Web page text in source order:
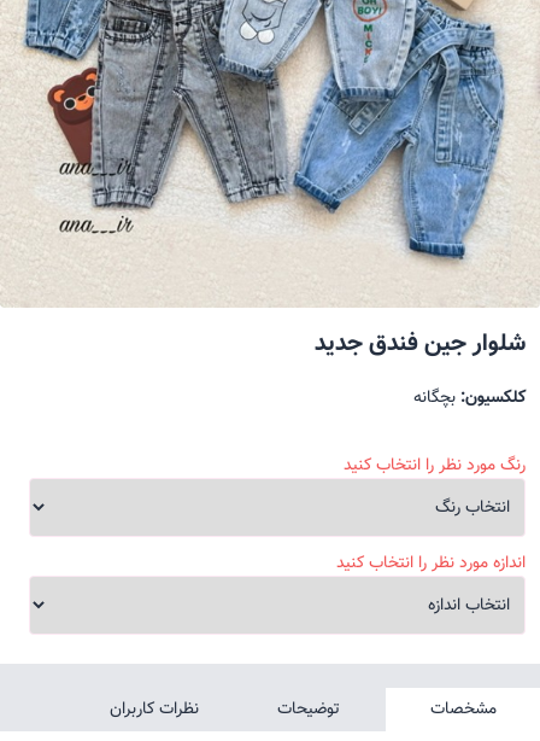
شلوار جین فندق جدید
کلکسیون: بچگانه
رنگ مورد نظر را انتخاب کنید
اندازه مورد نظر را انتخاب کنید
مشخصات توضیحات نظرات کاربران